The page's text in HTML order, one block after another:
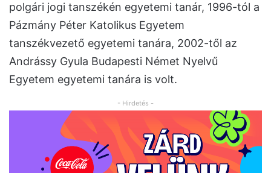
polgári jogi tanszékén egyetemi tanár, 1996-tól a
Pázmány Péter Katolikus Egyetem
tanszékvezető egyetemi tanára, 2002-től az
Andrássy Gyula Budapesti Német Nyelvű
Egyetem egyetemi tanára is volt.
- Hirdetés -